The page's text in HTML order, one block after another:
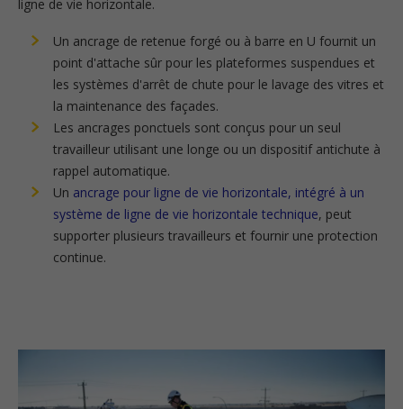
ligne de vie horizontale.
Un ancrage de retenue forgé ou à barre en U fournit un
point d'attache sûr pour les plateformes suspendues et
les systèmes d'arrêt de chute pour le lavage des vitres et
la maintenance des façades.
Les ancrages ponctuels sont conçus pour un seul
travailleur utilisant une longe ou un dispositif antichute à
rappel automatique.
Un ancrage pour ligne de vie horizontale, intégré à un
système de ligne de vie horizontale technique, peut
supporter plusieurs travailleurs et fournir une protection
continue.